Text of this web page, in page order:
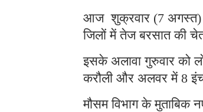
आज शुक्रवार (7 अगस्त)
जिलों में तेज बरसात की
इसके अलावा गुरुवार को
करौली और अलवर में 8
मौसम विभाग के